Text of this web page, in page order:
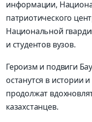
информации,
патриотического
Национальной
и студентов вузов.
Героизм и подвиги
останутся в истории
продолжат
казахстанцев.